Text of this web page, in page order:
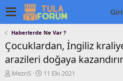
Haberlerde Ne Var ?
Çocuklardan, İngiliz
arazileri doğaya
K
MezriS
B11 Eki 2021